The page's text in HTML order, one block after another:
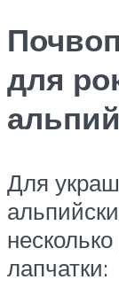
для
Для
лапчатки: